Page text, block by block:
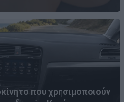
που χρησιμοποιούν